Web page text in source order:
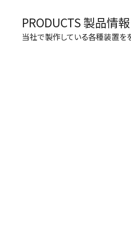
PRODUCTS製品情報
当社で製作している各種装置を